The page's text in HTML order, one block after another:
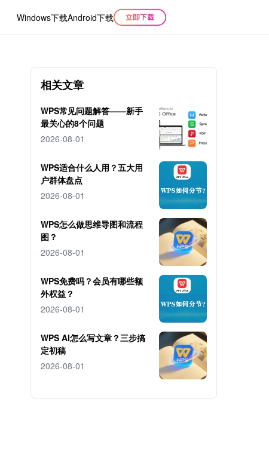
Windows下载Android下载
相关文章
WPS常见问题解答——新手
最关心的8个问题
2026-08-01
WPS适合什么人用？五大用
户群体盘点
2026-08-01
WPS怎么做思维导图和流程
图？
2026-08-01
WPS免费吗？会员有哪些额
外权益？
2026-08-01
WPS AI怎么写文章？三步搞
定初稿
2026-08-01